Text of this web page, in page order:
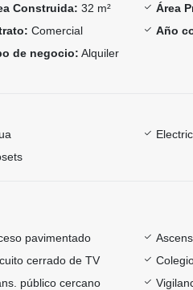
Construida: 32 m² Área
Comercial Año
de negocio: Alquiler
pavimentado
cerrado de TV
público cercano